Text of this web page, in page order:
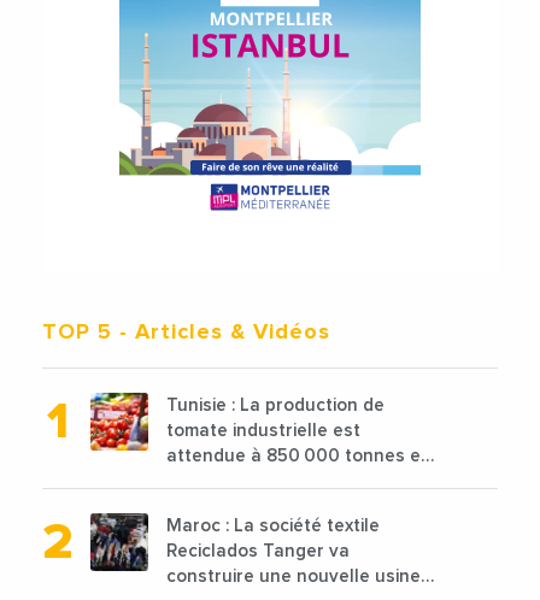
TOP 5 - Articles & Vidéos
Tunisie : La production de
tomate industrielle est
attendue à 850 000 tonnes en
Maroc : La société textile
Reciclados Tanger va
construire une nouvelle usine